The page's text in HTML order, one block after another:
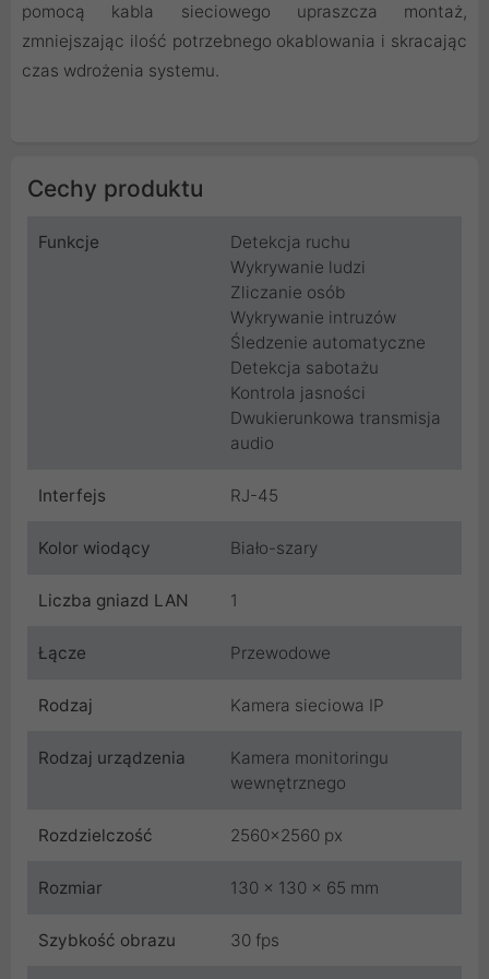
pomocą kabla sieciowego upraszcza montaż,
zmniejszając ilość potrzebnego okablowania i skracając
czas wdrożenia systemu.
Cechy produktu
Funkcje
Detekcja ruchu
Wykrywanie ludzi
Zliczanie osób
Wykrywanie intruzów
Śledzenie automatyczne
Detekcja sabotażu
Kontrola jasności
Dwukierunkowa transmisja
audio
Interfejs RJ-45
Kolor wiodący Biało-szary
Liczba gniazd LAN 1
Łącze Przewodowe
Rodzaj Kamera sieciowa IP
Rodzaj urządzenia
Kamera monitoringu
wewnętrznego
Rozdzielczość 2560x2560 px
Rozmiar 130 x 130 x 65 mm
Szybkość obrazu 30 fps